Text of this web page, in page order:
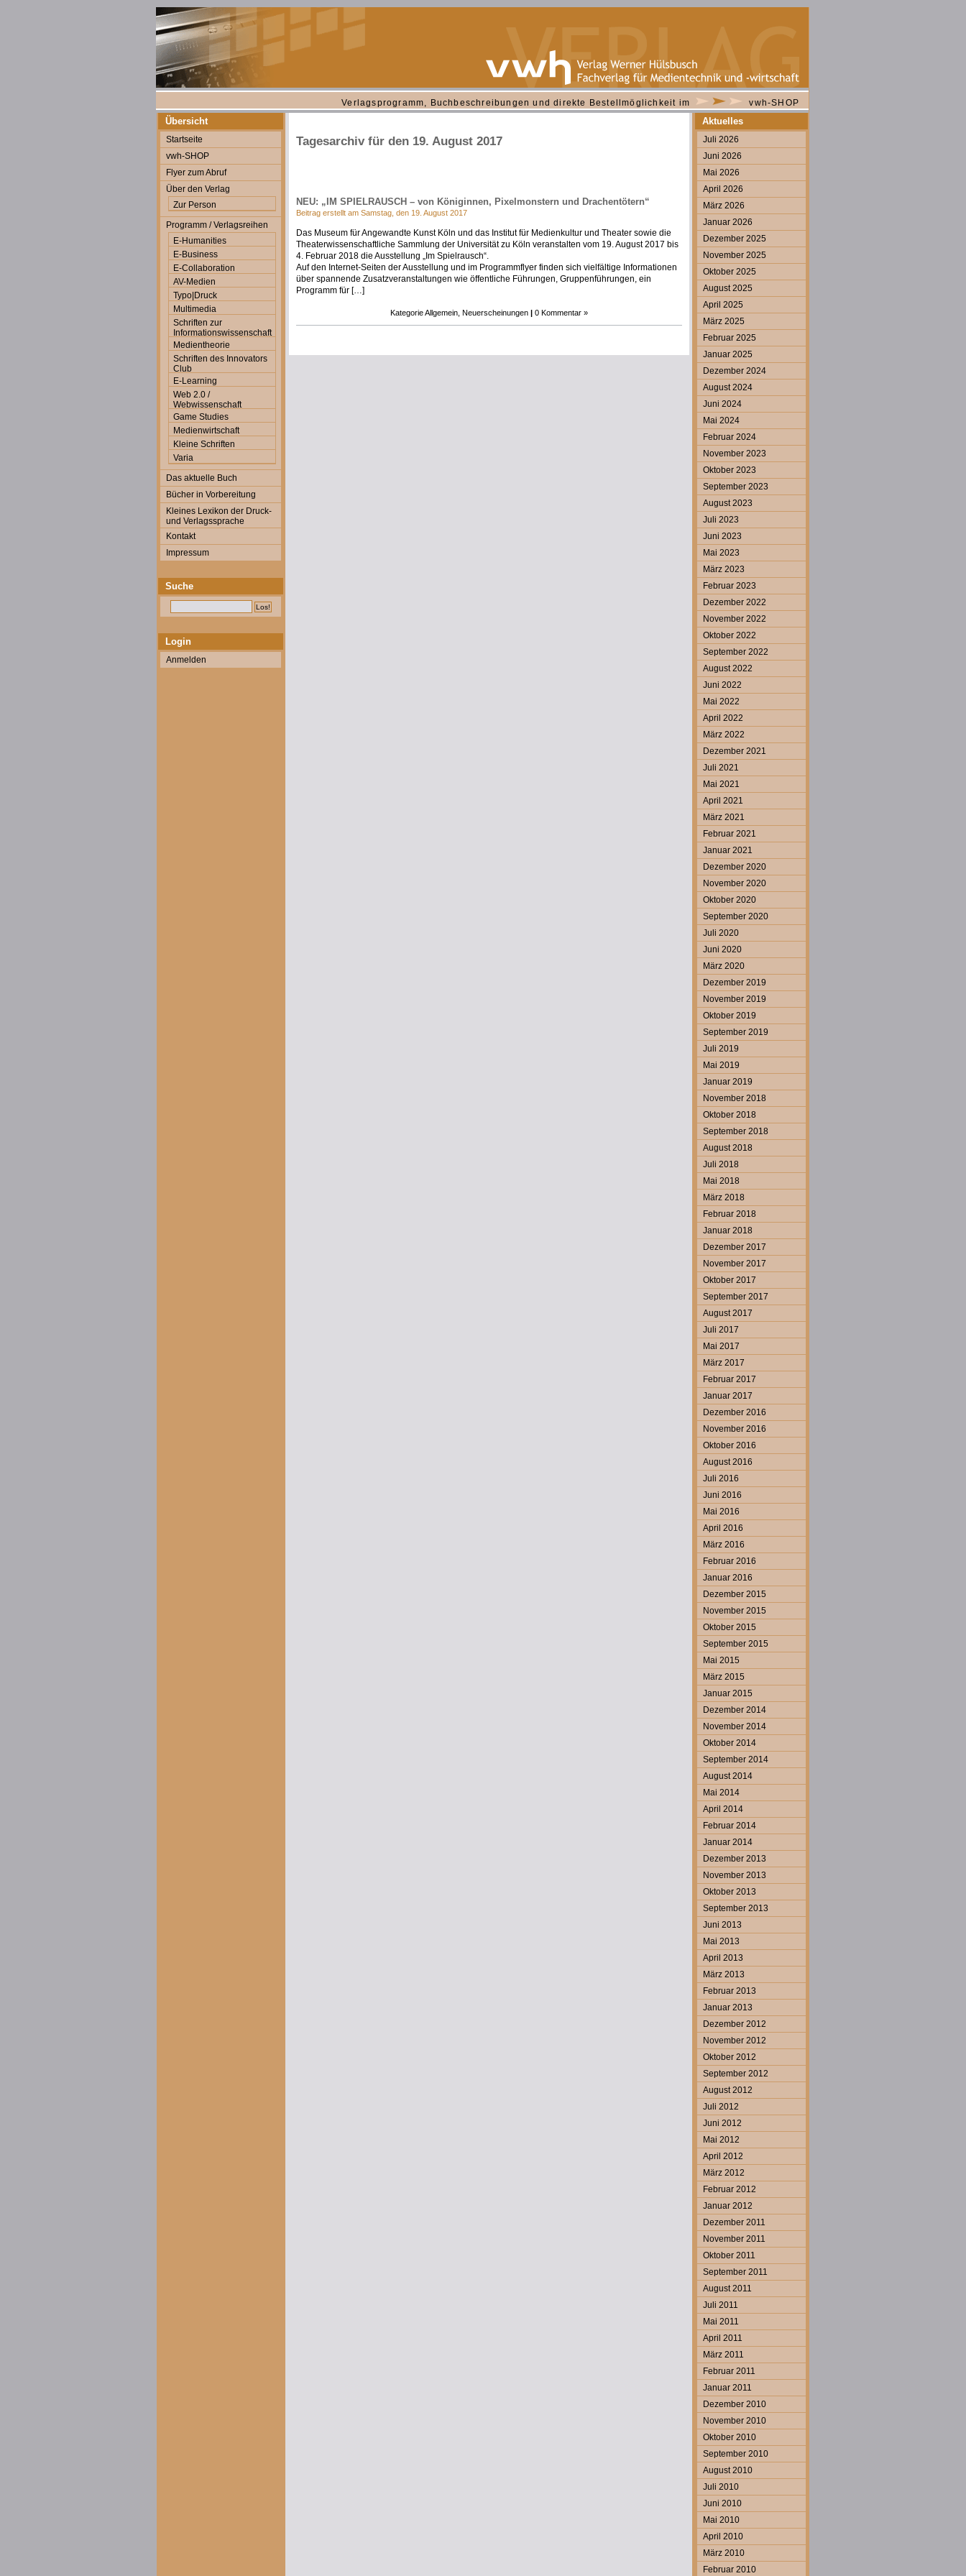
Verlagsprogramm, Buchbeschreibungen und direkte Bestellmöglichkeit im vwh-SHOP
Übersicht
Startseite
vwh-SHOP
Flyer zum Abruf
Über den Verlag
Zur Person
Programm / Verlagsreihen
E-Humanities
E-Business
E-Collaboration
AV-Medien
Typo|Druck
Multimedia
Schriften zur
Informationswissenschaft
Medientheorie
Schriften des Innovators
Club
E-Learning
Web 2.0 /
Webwissenschaft
Game Studies
Medienwirtschaft
Kleine Schriften
Varia
Das aktuelle Buch
Bücher in Vorbereitung
Kleines Lexikon der Druck-
und Verlagssprache
Kontakt
Impressum
Suche
Login
Anmelden
Tagesarchiv für den 19. August 2017
NEU: „IM SPIELRAUSCH – von Königinnen, Pixelmonstern und Drachentötern“
Beitrag erstellt am Samstag, den 19. August 2017
Das Museum für Angewandte Kunst Köln und das Institut für Medienkultur und Theater sowie die
Theaterwissenschaftliche Sammlung der Universität zu Köln veranstalten vom 19. August 2017 bis
4. Februar 2018 die Ausstellung „Im Spielrausch“.
Auf den Internet-Seiten der Ausstellung und im Programmflyer finden sich vielfältige Informationen
über spannende Zusatzveranstaltungen wie öffentliche Führungen, Gruppenführungen, ein
Programm für […]
KategorieAllgemein Neuerscheinungen | 0 Kommentar »
Aktuelles
Juli 2026
Juni 2026
Mai 2026
April 2026
März 2026
Januar 2026
Dezember 2025
November 2025
Oktober 2025
August 2025
April 2025
März 2025
Februar 2025
Januar 2025
Dezember 2024
August 2024
Juni 2024
Mai 2024
Februar 2024
November 2023
Oktober 2023
September 2023
August 2023
Juli 2023
Juni 2023
Mai 2023
März 2023
Februar 2023
Dezember 2022
November 2022
Oktober 2022
September 2022
August 2022
Juni 2022
Mai 2022
April 2022
März 2022
Dezember 2021
Juli 2021
Mai 2021
April 2021
März 2021
Februar 2021
Januar 2021
Dezember 2020
November 2020
Oktober 2020
September 2020
Juli 2020
Juni 2020
März 2020
Dezember 2019
November 2019
Oktober 2019
September 2019
Juli 2019
Mai 2019
Januar 2019
November 2018
Oktober 2018
September 2018
August 2018
Juli 2018
Mai 2018
März 2018
Februar 2018
Januar 2018
Dezember 2017
November 2017
Oktober 2017
September 2017
August 2017
Juli 2017
Mai 2017
März 2017
Februar 2017
Januar 2017
Dezember 2016
November 2016
Oktober 2016
August 2016
Juli 2016
Juni 2016
Mai 2016
April 2016
März 2016
Februar 2016
Januar 2016
Dezember 2015
November 2015
Oktober 2015
September 2015
Mai 2015
März 2015
Januar 2015
Dezember 2014
November 2014
Oktober 2014
September 2014
August 2014
Mai 2014
April 2014
Februar 2014
Januar 2014
Dezember 2013
November 2013
Oktober 2013
September 2013
Juni 2013
Mai 2013
April 2013
März 2013
Februar 2013
Januar 2013
Dezember 2012
November 2012
Oktober 2012
September 2012
August 2012
Juli 2012
Juni 2012
Mai 2012
April 2012
März 2012
Februar 2012
Januar 2012
Dezember 2011
November 2011
Oktober 2011
September 2011
August 2011
Juli 2011
Mai 2011
April 2011
März 2011
Februar 2011
Januar 2011
Dezember 2010
November 2010
Oktober 2010
September 2010
August 2010
Juli 2010
Juni 2010
Mai 2010
April 2010
März 2010
Februar 2010